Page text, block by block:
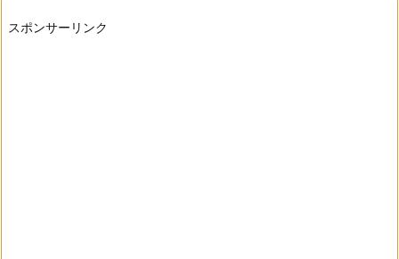
スポンサーリンク